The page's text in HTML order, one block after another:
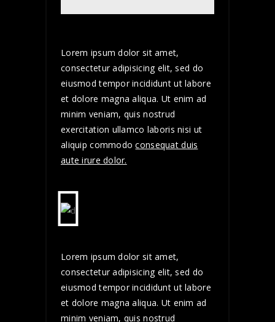
Lorem ipsum dolor sit amet,
consectetur adipisicing elit, sed do
eiusmod tempor incididunt ut labore
et dolore magna aliqua. Ut enim ad
minim veniam, quis nostrud
exercitation ullamco laboris nisi ut
aliquip commodoconsequat duis
aute irure dolor.
Lorem ipsum dolor sit amet,
consectetur adipisicing elit, sed do
eiusmod tempor incididunt ut labore
et dolore magna aliqua. Ut enim ad
minim veniam, quis nostrud